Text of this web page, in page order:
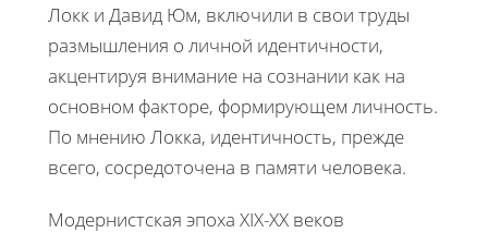
Локк и Давид Юм, включили в свои труды
размышления о личной идентичности,
акцентируя внимание на сознании как на
основном факторе, формирующем личность.
По мнению Локка, идентичность, прежде
всего, сосредоточена в памяти человека.
Модернистская эпоха XIX-XX веков